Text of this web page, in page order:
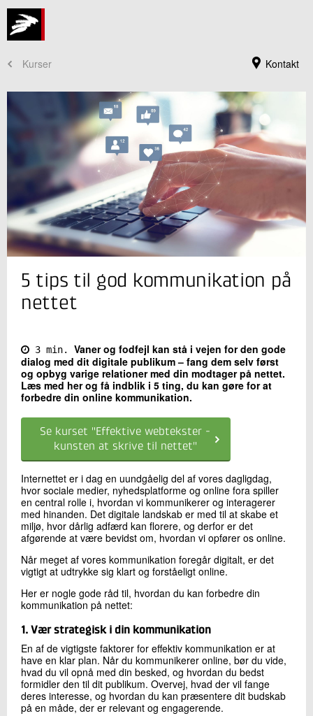
Kontakt
Kurser
+45 72 20 30 00
Send e-mail
Kontakt os
Send
5 tips til god kommunikation på
nettet
3 min. Vaner og fodfejl kan stå i vejen for den gode
dialog med dit digitale publikum – fang dem selv først
og opbyg varige relationer med din modtager på nettet.
Læs med her og få indblik i 5 ting, du kan gøre for at
forbedre din online kommunikation.
Se kurset "Effektive webtekster -
kunsten at skrive til nettet"
Internettet er i dag en uundgåelig del af vores dagligdag,
hvor sociale medier, nyhedsplatforme og online fora spiller
en central rolle i, hvordan vi kommunikerer og interagerer
med hinanden. Det digitale landskab er med til at skabe et
miljø, hvor dårlig adfærd kan florere, og derfor er det
afgørende at være bevidst om, hvordan vi opfører os online.
Når meget af vores kommunikation foregår digitalt, er det
vigtigt at udtrykke sig klart og forståeligt online.
Her er nogle gode råd til, hvordan du kan forbedre din
kommunikation på nettet:
1. Vær strategisk i din kommunikation
En af de vigtigste faktorer for effektiv kommunikation er at
have en klar plan. Når du kommunikerer online, bør du vide,
hvad du vil opnå med din besked, og hvordan du bedst
formidler den til dit publikum. Overvej, hvad der vil fange
deres interesse, og hvordan du kan præsentere dit budskab
på en måde, der er relevant og engagerende.